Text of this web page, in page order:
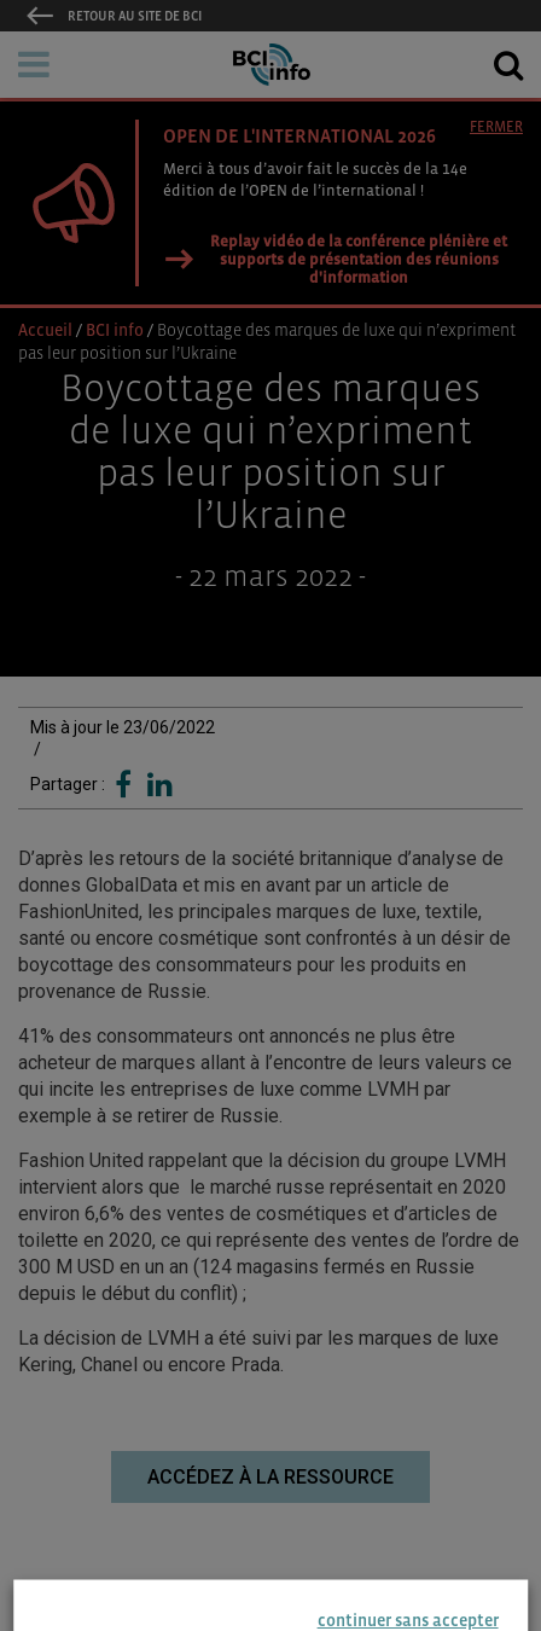
RETOUR AU SITE DE BCI
OPEN DE L'INTERNATIONAL 2026
Merci à tous d’avoir fait le succès de la 14e
édition de l’OPEN de l’international !
Replay vidéo de la conférence plénière et
supports de présentation des réunions
d'information
FERMER
Accueil / BCI info / Boycottage des marques de luxe qui n’expriment
pas leur position sur l’Ukraine
Boycottage des marques
de luxe qui n’expriment
pas leur position sur
l’Ukraine
- 22 mars 2022 -
Mis à jour le 23/06/2022
/
Partager :
D’après les retours de la société britannique d’analyse de
donnes GlobalData et mis en avant par un article de
FashionUnited, les principales marques de luxe, textile,
santé ou encore cosmétique sont confrontés à un désir de
boycottage des consommateurs pour les produits en
provenance de Russie.
41% des consommateurs ont annoncés ne plus être
acheteur de marques allant à l’encontre de leurs valeurs ce
qui incite les entreprises de luxe comme LVMH par
exemple à se retirer de Russie.
Fashion United rappelant que la décision du groupe LVMH
intervient alors que le marché russe représentait en 2020
environ 6,6% des ventes de cosmétiques et d’articles de
toilette en 2020, ce qui représente des ventes de l’ordre de
300 M USD en un an (124 magasins fermés en Russie
depuis le début du conflit) ;
La décision de LVMH a été suivi par les marques de luxe
Kering, Chanel ou encore Prada.
ACCÉDEZ À LA RESSOURCE
A lire : article de Elle – le luxe ferme ses boutiques en
continuer sans accepter